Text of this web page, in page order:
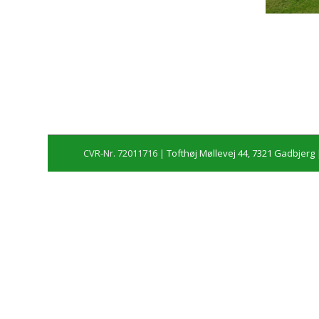
CVR-Nr. 72011716 |Tofthøj Møllevej 44, 7321 Gadbjerg